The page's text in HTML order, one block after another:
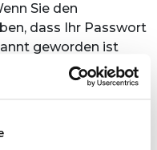
Sie den
dass Ihr Passwort
geworden ist
Ihre
oder werden
mit uns in